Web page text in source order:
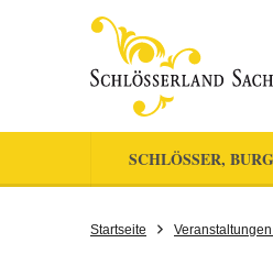
SCHLÖSSER,
Startseite